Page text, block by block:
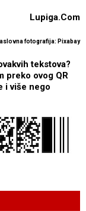
Lupiga.Com
fotografija: Pixabay
tekstova?
preko ovog QR
i više nego